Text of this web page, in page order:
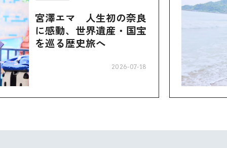
宮澤エマ 人生初の奈良
に感動、世界遺産・国宝
を巡る歴史旅へ
2026-07-18